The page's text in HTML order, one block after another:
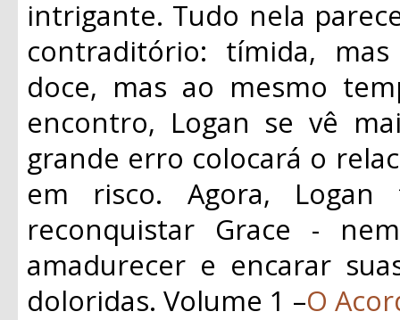
intrigante. Tudo nela
contraditório: tímida,
doce, mas ao mesmo
encontro, Logan se vê
grande erro colocará o
em risco. Agora,
reconquistar Grace -
amadurecer e encarar
doloridas. Volume 1 –O